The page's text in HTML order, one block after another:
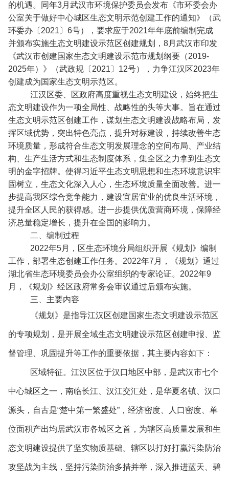
的机遇。同年3月武汉市环境保护委员会发布《市环委会办
公室关于做好中心城区生态文明示范创建工作的通知》（武
环委办〔2021〕6号），要求应于2021年年底前编制完成
并颁布实施生态文明建设示范区创建规划，8月武汉市印发
《武汉市创建国家生态文明建设示范市规划纲要（2019-
2025年）》（武政规〔2021〕12号），力争江汉区2023年
创建成为国家生态文明示范区。
江汉区委、区政府高度重视生态文明建设，始终把生
态文明建设作为一项全局性、战略性的头等大事。旨在通过
生态文明示范区创建工作，谋划生态文明建设战略布局，发
挥区域优势，突出特色亮点，提升对标建设，持续改善生态
环境质量，形成符合生态文明发展理念的空间布局、产业结
构、生产生活方式和生态制度体系，集全区之力拿到生态文
明的金字招牌。使得习近平生态文明思想和生态环境意识牢
固树立，生态文化深入人心，生态环境质量全面改善。进一
步提高我区综合竞争能力，建设宜居宜业的优良生活环境，
提升全区人民的获得感。进一步提供优质营商环境，保障经
济总量稳定增长，提升在全国的影响力。
二、编制过程
2022年5月，区生态环境分局组织开展《规划》编制
工作，部署生态创建工作任务。2022年7月，《规划》通过
湖北省生态环境委员会办公室组织的专家论证。2022年9
月，《规划》经区政府常务会审议通过后颁布实施。
三、主要内容
《规划》是指导江汉区创建国家生态文明建设示范区
的专项规划，是开展全域生态文明建设示范区创建申报、监
督管理、巩固提升等工作的重要依据，其主要内容如下：
区域特征。江汉区位于汉口地区中部，是武汉市七个
中心城区之一，南临长江、汉江交汇处，是华夏名镇、汉口
源头，自古是“楚中第一繁盛处”，经济密度、人口密度、单
位面积产出均居武汉市各城区之首，为辖区高质量发展和生
态文明建设提供了坚实物质基础。辖区以打好打赢污染防治
攻坚战为主线，坚持污染防治多措并举，深入推进蓝天、碧